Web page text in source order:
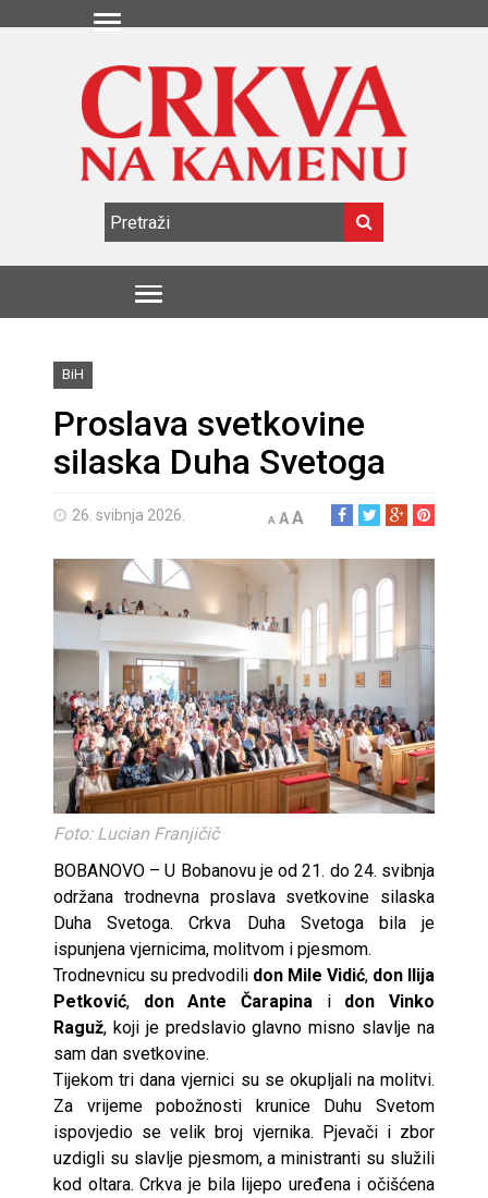
BiH
Proslava svetkovine
silaska Duha Svetoga
26. svibnja 2026. A AA
Foto: Lucian Franjičič
BOBANOVO – U Bobanovu je od 21. do 24. svibnja
održana trodnevna proslava svetkovine silaska
Duha Svetoga. Crkva Duha Svetoga bila je
ispunjena vjernicima, molitvom i pjesmom.
Trodnevnicu su predvodili don Mile Vidić, don Ilija
Petković, don Ante Čarapina i don Vinko
Raguž, koji je predslavio glavno misno slavlje na
sam dan svetkovine.
Tijekom tri dana vjernici su se okupljali na molitvi.
Za vrijeme pobožnosti krunice Duhu Svetom
ispovjedio se velik broj vjernika. Pjevači i zbor
uzdigli su slavlje pjesmom, a ministranti su služili
kod oltara. Crkva je bila lijepo uređena i očišćena